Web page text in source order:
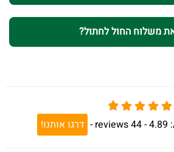
משלוח החול לחתול?
4.89 -
44
reviews
- דרגו אותנו!